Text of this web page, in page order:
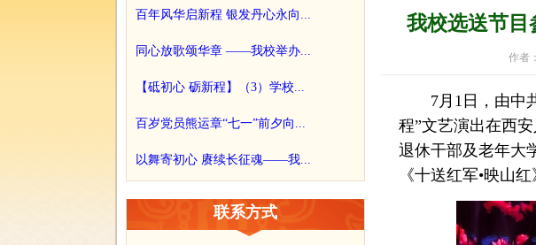
百年风华启新程 银发丹心永向...
同心放歌颂华章 ——我校举办...
【砥初心 砺新程】（3）学校...
百岁党员熊运章“七一”前夕向...
以舞寄初心 赓续长征魂——我...
联系方式
我校选送节目
作者
7月1日，由中共
程”文艺演出在西
退休干部及老年大
《十送红军•映山